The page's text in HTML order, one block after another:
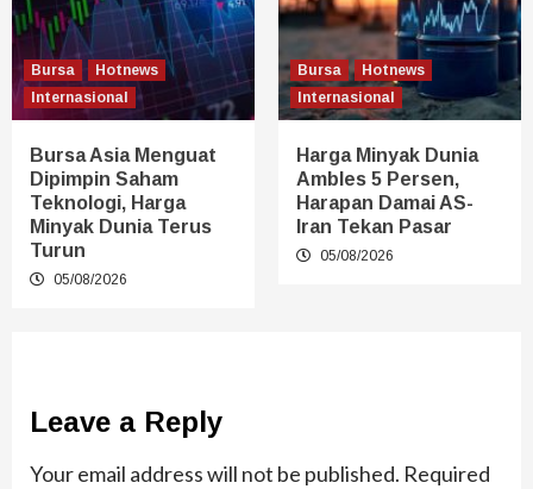
Bursa
Hotnews
Internasional
Bursa Asia Menguat
Dipimpin Saham
Teknologi, Harga
Minyak Dunia Terus
Turun
05/08/2026
Bursa
Hotnews
Internasional
Harga Minyak Dunia
Ambles 5 Persen,
Harapan Damai AS-
Iran Tekan Pasar
05/08/2026
Leave a Reply
Your email address will not be published. Required